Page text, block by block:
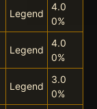
Legend
4.0
0%
Legend
4.0
0%
Legend
3.0
0%